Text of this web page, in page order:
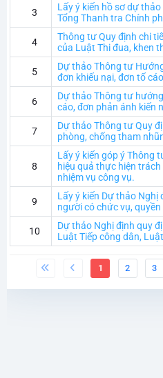
3
Lấy ý kiến hồ sơ dự
Tổng Thanh tra Chính
4
Thông tư Quy định chi
của Luật Thi đua, khen
5
Dự thảo Thông tư
đơn khiếu nại, đơn tố
6
Dự thảo Thông tư
cáo, đơn phản ánh kiến
7
Dự thảo Thông tư Quy
phòng, chống tham
8
Lấy ý kiến góp ý Thông
hiệu quả thực hiện
nhiệm vụ công vụ.
9
Lấy ý kiến Dự thảo
người có chức vụ, quyền
10
Dự thảo Nghị định quy
Luật Tiếp công dân,
1 2 3